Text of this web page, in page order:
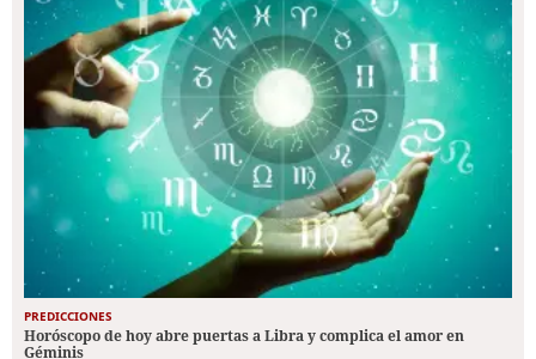
PREDICCIONES
Horóscopo de hoy abre puertas a Libra y complica el amor en
Géminis